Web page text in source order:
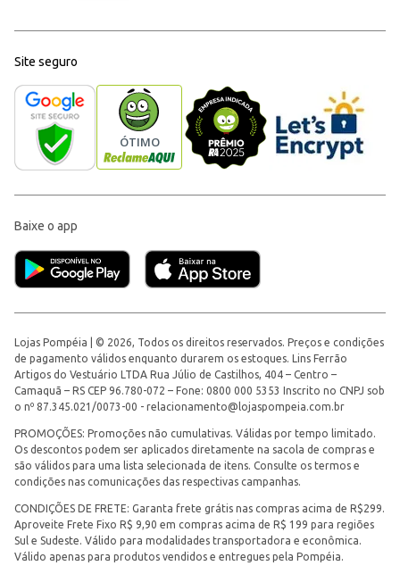
Site seguro
Baixe o app
Lojas Pompéia | © 2026, Todos os direitos reservados. Preços e condições
de pagamento válidos enquanto durarem os estoques. Lins Ferrão
Artigos do Vestuário LTDA Rua Júlio de Castilhos, 404 – Centro –
Camaquã – RS CEP 96.780-072 – Fone: 0800 000 5353 Inscrito no CNPJ sob
o nº 87.345.021/0073-00 - relacionamento@lojaspompeia.com.br
PROMOÇÕES: Promoções não cumulativas. Válidas por tempo limitado.
Os descontos podem ser aplicados diretamente na sacola de compras e
são válidos para uma lista selecionada de itens. Consulte os termos e
condições nas comunicações das respectivas campanhas.
CONDIÇÕES DE FRETE: Garanta frete grátis nas compras acima de R$299.
Aproveite Frete Fixo R$ 9,90 em compras acima de R$ 199 para regiões
Sul e Sudeste. Válido para modalidades transportadora e econômica.
Válido apenas para produtos vendidos e entregues pela Pompéia.